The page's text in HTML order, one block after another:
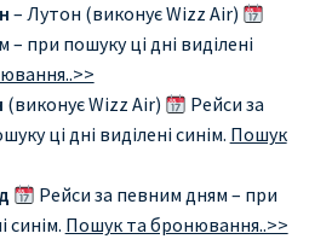
RYANAIR
билетов Ryanair
БИЛЕТ
– Лутон (виконує Wizz Air)
при пошуку ці дні виділені
(виконує Wizz Air)
Рейси за
ці дні виділені синім. Пошук
Рейси за певним дням – при
синім. Пошук та бронювання..>>